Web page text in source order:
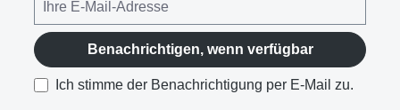
Benachrichtigen, wenn verfügbar
Ich stimme der Benachrichtigung per E-Mail zu.